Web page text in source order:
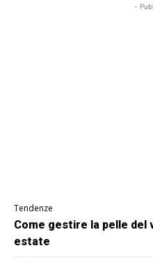
-
Tendenze
Come gestire la pelle del
estate